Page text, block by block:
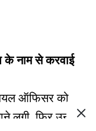
के नाम से करवाई
ऑफिसर को
लगी. फिर उन्होंने